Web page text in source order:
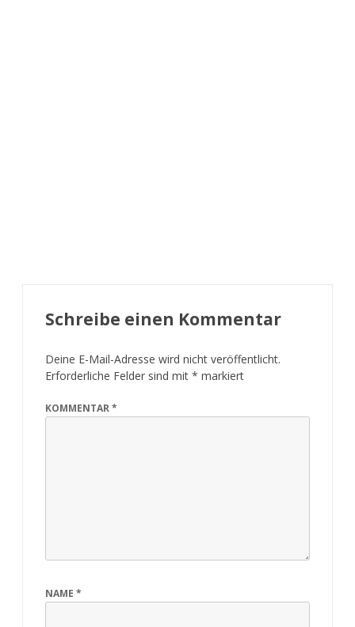
Schreibe einen Kommentar
Deine E-Mail-Adresse wird nicht veröffentlicht.
Erforderliche Felder sind mit * markiert
KOMMENTAR*
NAME *